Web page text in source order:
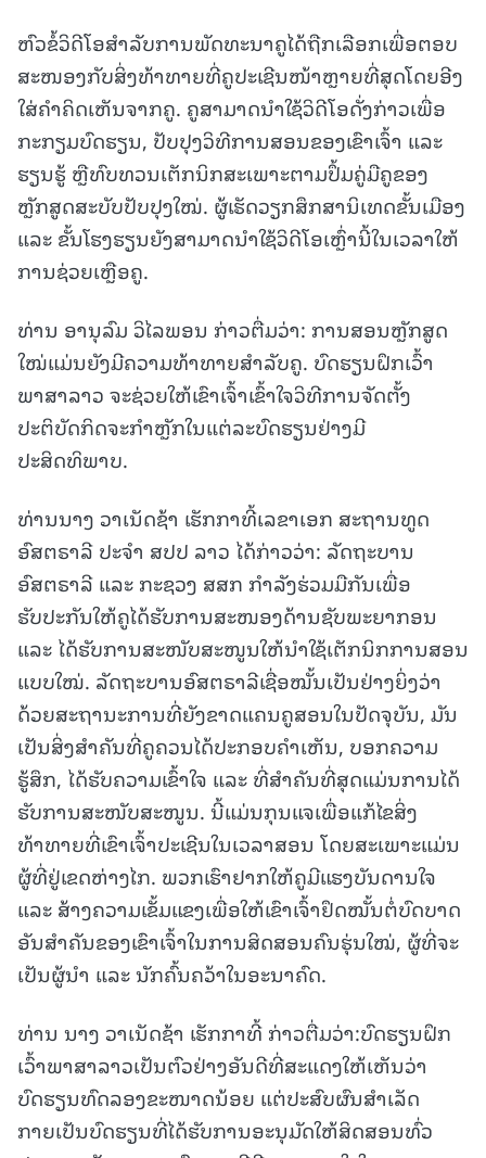
ຫົວຂໍ້ວິດີໂອສຳລັບການພັດທະນາຄູໄດ້ຖືກເລືອກເພື່ອຕອບ
ສະໜອງກັບສິ່ງທ້າທາຍທີ່ຄູປະເຊີນໜ້າຫຼາຍທີ່ສຸດໂດຍອີງ
ໃສ່ຄໍາຄິດເຫັນຈາກຄູ. ຄູສາມາດນໍາໃຊ້ວິດີໂອດັ່ງກ່າວເພື່ອ
ກະກຽມບົດຮຽນ, ປັບປຸງວິທີການສອນຂອງເຂົາເຈົ້າ ແລະ
ຮຽນຮູ້ ຫຼືທົບທວນເຕັກນິກສະເພາະຕາມປຶ້ມຄູ່ມືຄູຂອງ
ຫຼັກສູດສະບັບປັບປຸງໃໝ່. ຜູ້ເຮັດວຽກສຶກສານິເທດຂັ້ນເມືອງ
ແລະ ຂັ້ນໂຮງຮຽນຍັງສາມາດນຳໃຊ້ວິດີໂອເຫຼົ່ານີ້ໃນເວລາໃຫ້
ການຊ່ວຍເຫຼືອຄູ.
ທ່ານ ອານຸລົມ ວິໄລພອນ ກ່າວຕື່ມວ່າ: ການສອນຫຼັກສູດ
ໃໝ່ແມ່ນຍັງມີຄວາມທ້າທາຍສຳລັບຄູ. ບົດຮຽນຝຶກເວົ້າ
ພາສາລາວ ຈະຊ່ວຍໃຫ້ເຂົາເຈົ້າເຂົ້າໃຈວິທີການຈັດຕັ້ງ
ປະຕິບັດກິດຈະກຳຫຼັກໃນແຕ່ລະບົດຮຽນຢ່າງມີ
ປະສິດທິພາບ.
ທ່ານນາງ ວາເນັດຊ້າ ເຮັກກາທີ້ເລຂາເອກ ສະຖານທູດ
ອົສຕຣາລີ ປະຈຳ ສປປ ລາວ ໄດ້ກ່າວວ່າ: ລັດຖະບານ
ອົສຕຣາລີ ແລະ ກະຊວງ ສສກ ກຳລັງຮ່ວມມືກັນເພື່ອ
ຮັບປະກັນໃຫ້ຄູໄດ້ຮັບການສະໜອງດ້ານຊັບພະຍາກອນ
ແລະ ໄດ້ຮັບການສະໜັບສະໜູນໃຫ້ນຳໃຊ້ເຕັກນິກການສອນ
ແບບໃໝ່. ລັດຖະບານອົສຕຣາລີເຊື່ອໝັ້ນເປັນຢ່າງຍິ່ງວ່າ
ດ້ວຍສະຖານະການທີ່ຍັງຂາດແຄນຄູສອນໃນປັດຈຸບັນ, ມັນ
ເປັນສິ່ງສຳຄັນທີ່ຄູຄວນໄດ້ປະກອບຄຳເຫັນ, ບອກຄວາມ
ຮູ້ສຶກ, ໄດ້ຮັບຄວາມເຂົ້າໃຈ ແລະ ທີ່ສຳຄັນທີ່ສຸດແມ່ນການໄດ້
ຮັບການສະໜັບສະໜູນ. ນີ້ແມ່ນກຸນແຈເພື່ອແກ້ໄຂສິ່ງ
ທ້າທາຍທີ່ເຂົາເຈົ້າປະເຊີນໃນເວລາສອນ ໂດຍສະເພາະແມ່ນ
ຜູ້ທີ່ຢູ່ເຂດຫ່າງໄກ. ພວກເຮົາຢາກໃຫ້ຄູມີແຮງບັນດານໃຈ
ແລະ ສ້າງຄວາມເຂັ້ມແຂງເພື່ອໃຫ້ເຂົາເຈົ້າຢຶດໝັ້ນຕໍ່ບົດບາດ
ອັນສຳຄັນຂອງເຂົາເຈົ້າໃນການສິດສອນຄົນຮຸ່ນໃໝ່, ຜູ້ທີ່ຈະ
ເປັນຜູ້ນຳ ແລະ ນັກຄົ້ນຄວ້າໃນອະນາຄົດ.
ທ່ານ ນາງ ວາເນັດຊ້າ ເຮັກກາທີ້ ກ່າວຕື່ມວ່າ:ບົດຮຽນຝຶກ
ເວົ້າພາສາລາວເປັນຕົວຢ່າງອັນດີທີ່ສະແດງໃຫ້ເຫັນວ່າ
ບົດຮຽນທົດລອງຂະໜາດນ້ອຍ ແຕ່ປະສົບຜົນສຳເລັດ
ກາຍເປັນບົດຮຽນທີ່ໄດ້ຮັບການອະນຸມັດໃຫ້ສິດສອນທົ່ວ